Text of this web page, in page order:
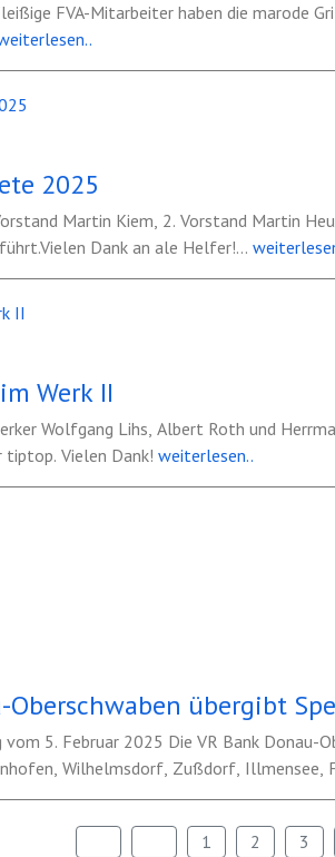
2025
Martin Kiem, 2. Vorstand Martin
Dank an ale Helfer!...
Werk II
Wolfgang Lihs, Albert Roth und
tiptop. Vielen Dank! weiterlesen..
Oberschwaben übergibt
vom 5. Februar 2025 Die VR Bank Donau-
Wilhelmsdorf, Zußdorf, Illmensee,
1 2 3